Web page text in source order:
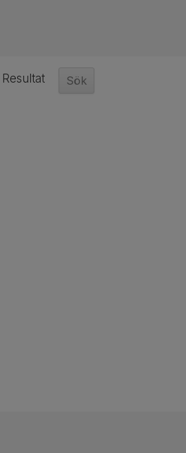
Resultat